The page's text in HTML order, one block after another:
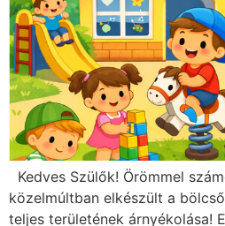
Kedves Szülők! Örömmel
közelmúltban elkészült a
teljes területének árnyékolása!